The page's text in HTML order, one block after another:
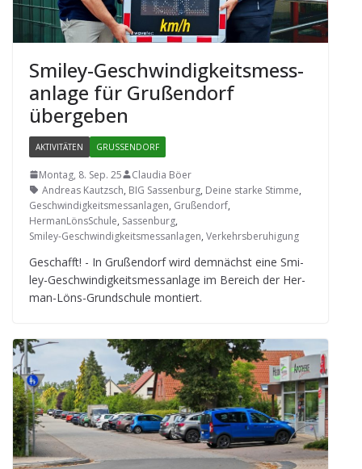
Smi­ley-Geschwin­dig­keits­mess­
an­lage für Gru­ßen­dorf
übergeben
AKTIVITÄTEN GRUSSENDORF
Montag, 8. Sep. 25
Claudia Böer
Andreas Kautzsch, BIG Sassenburg, Deine starke Stimme,
Geschwindigkeitsmessanlagen, Grußendorf,
HermanLönsSchule, Sassenburg,
Smiley-Geschwindigkeitsmessanlagen, Verkehrsberuhigung
Geschafft! - In Gru­ßen­dorf wird dem­nächst eine Smi­
ley-Geschwin­dig­keits­mess­an­lage im Bereich der Her­
man-Löns-Grund­schule montiert.